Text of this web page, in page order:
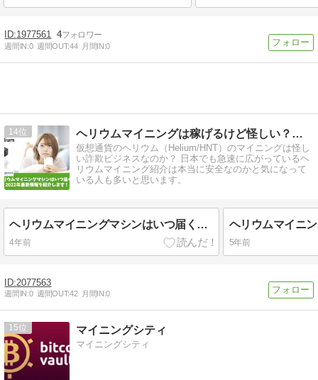
1977561 4
週間IN:0 週間OUT:44 月間IN:0
14 ヘリウムマイニングは稼げるけど怪しい？評判やリスクを解説！
仮想通貨のヘリウム（Helium/HNT）のマイニングは怪し
い詐欺ビジネスなのか？ 日本でも急速に広がっているヘ
リウムマイニング紹介は本当に安全なのかと気になって
いる人も多いと思います。
ヘリウムマイニングマシンはいつ届く？2022年最新情報を紹介！
4年前 5年前
2077563
週間IN:0 週間OUT:42 月間IN:0
15 マイニングシティ
マイニングシティ